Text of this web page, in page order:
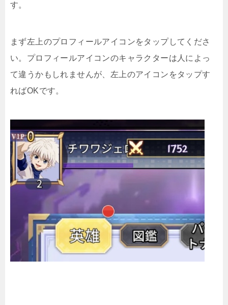
す。
まず左上のプロフィールアイコンをタップしてくださ
い。プロフィールアイコンのキャラクターは人によっ
て違うかもしれませんが、左上のアイコンをタップす
ればOKです。